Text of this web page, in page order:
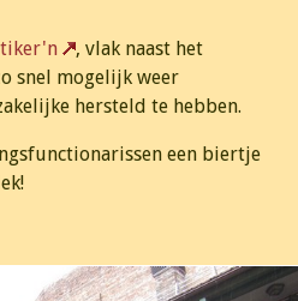
, vlak naast het
snel mogelijk weer
hersteld te hebben.
een biertje